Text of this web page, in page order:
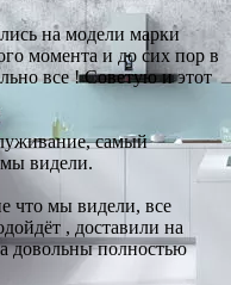
на модели марки
момента и до сих пор в
все ! Советую и этот
самый
видели.
что мы видели, все
, доставили на
довольны полностью